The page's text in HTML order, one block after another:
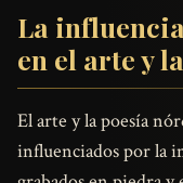
La
en el arte y
El arte y la poesía
influenciados por la